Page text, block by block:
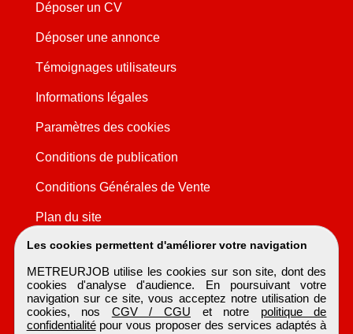
Les cookies permettent d'améliorer votre navigation
METREURJOB utilise les cookies sur son site, dont des
cookies d'analyse d'audience. En poursuivant votre
navigation sur ce site, vous acceptez notre utilisation de
cookies, nos CGV / CGU et notre politique de
confidentialitépour vous proposer des services adaptés à
Déposer un CV
Déposer une annonce
Témoignages utilisateurs
Informations légales
Paramètres des cookies
Conditions de publication
Conditions Générales de Vente
Plan du site